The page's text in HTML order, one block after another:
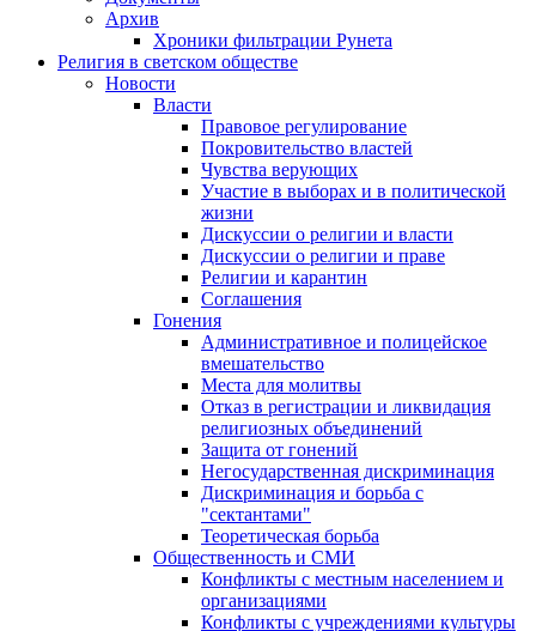
Архив
Хроники фильтрации Рунета
Религия в светском обществе
Новости
Власти
Правовое регулирование
Покровительство властей
Чувства верующих
Участие в выборах и в политической
жизни
Дискуссии о религии и власти
Дискуссии о религии и праве
Религии и карантин
Соглашения
Гонения
Административное и полицейское
вмешательство
Места для молитвы
Отказ в регистрации и ликвидация
религиозных объединений
Защита от гонений
Негосударственная дискриминация
Дискриминация и борьба с
"сектантами"
Теоретическая борьба
Общественность и СМИ
Конфликты с местным населением и
организациями
Конфликты с учреждениями культуры